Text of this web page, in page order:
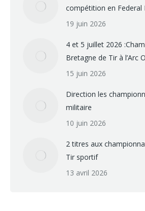
compétition en Federal
19 juin 2026
4 et 5 juillet 2026
Bretagne de Tir à l’Arc
15 juin 2026
Direction les
militaire
10 juin 2026
2 titres aux
Tir sportif
13 avril 2026